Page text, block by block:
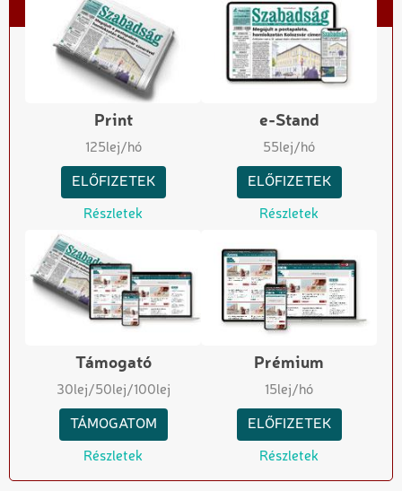
Print
125lej/hó
ELŐFIZETEK
Részletek
e-Stand
55lej/hó
ELŐFIZETEK
Részletek
Támogató
30lej/50lej/100lej
TÁMOGATOM
Részletek
Prémium
15lej/hó
ELŐFIZETEK
Részletek